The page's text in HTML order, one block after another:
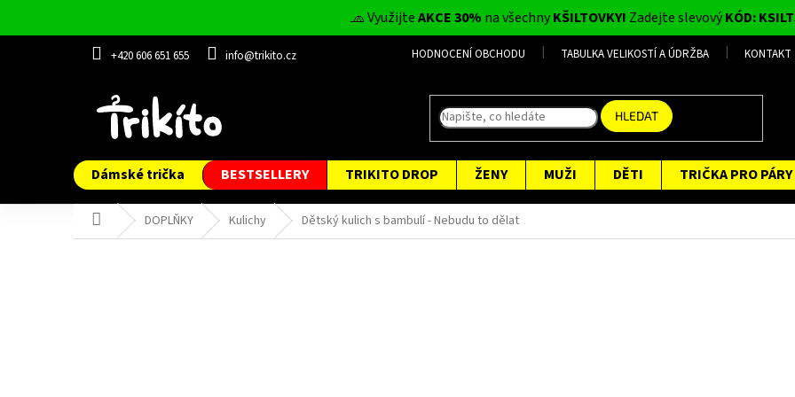
obsah
🧢 VyužijteAKCE 30% na všechnyKŠILTOVKY! Zadejte slevovýKÓD:
+420 606 651 655 info@trikito.cz HODNOCENÍ OBCHODU TABULKA VELIKOSTÍ A ÚDRŽBA KONTAKT
HLEDAT
Dámské trička BESTSELLERY TRIKITO DROP ŽENY MUŽI DĚTI TRIČKA PRO PÁRY
Domů DOPLŇKY Kulichy Dětský kulich s bambulí - Nebudu to dělat